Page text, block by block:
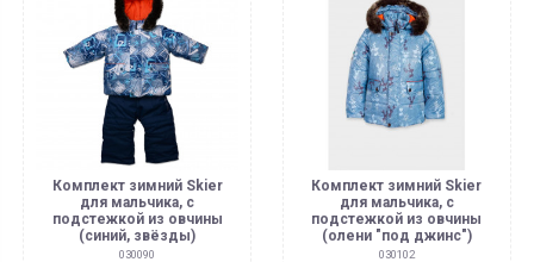
Комплект зимний Skier
для мальчика, с
подстежкой из овчины
(синий, звёзды)
030090
Комплект зимний Skier
для мальчика, с
подстежкой из овчины
(олени "под джинс")
030102